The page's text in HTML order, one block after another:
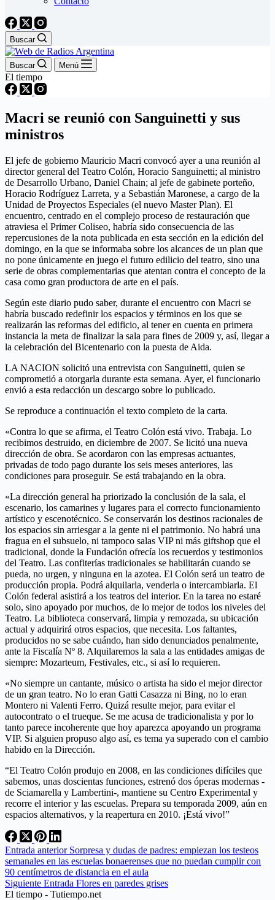
Buscar
Buscar Menú
El tiempo
Macri se reunió con Sanguinetti y sus
ministros
El jefe de gobierno Mauricio Macri convocó ayer a una reunión al
director general del Teatro Colón, Horacio Sanguinetti; al ministro
de Desarrollo Urbano, Daniel Chain; al jefe de gabinete porteño,
Horacio Rodríguez Larreta, y a Sebastián Maronese, a cargo de la
Unidad de Proyectos Especiales (el nuevo Master Plan). El
encuentro, centrado en el complejo proceso de restauración que
atraviesa el Primer Coliseo, habría sido consecuencia de las
repercusiones de la nota publicada en esta sección en la edición del
domingo, en la que se informaba sobre los alcances de un plan que
no pone únicamente en juego el futuro edilicio del teatro, sino una
serie de obras complementarias que atentan contra el concepto de la
casa como gran productora de arte en el país.
Según este diario pudo saber, durante el encuentro con Macri se
habría buscado redefinir los espacios y términos en los que se
realizarán las reformas del edificio, al tener en cuenta en primera
instancia la meta de finalizar la sala para fines de 2009 y, así, llegar a
la celebración del Bicentenario con la puesta de Aida.
LA NACION solicitó una entrevista con Sanguinetti, quien se
comprometió a otorgarla durante esta semana. Ayer, el funcionario
envió a esta redacción un descargo sobre lo publicado.
Se reproduce a continuación el texto completo de la carta.
«Contra lo que se afirma, el Teatro Colón está vivo. Trabaja. Lo
recibimos destruido, en diciembre de 2007. Se licitó una nueva
dirección de obra. Se acordaron con las empresas actuantes,
privadas de todo pago durante los seis meses anteriores, las
condiciones para proseguir. Se está trabajando en la obra.
«La dirección general ha priorizado la conclusión de la sala, el
escenario, los camarines y lugares para el correcto funcionamiento
artístico y escenotécnico. Se conservarán los destinos racionales de
los espacios sin arriesgar a la gente ni el patrimonio. No habrá una
fragua en el subsuelo, ni tampoco salas VIP ni más giftshop que el
tradicional, donde la Fundación ofrecía los recuerdos y testimonios
del Teatro. Las confiterías tradicionales se habilitarán cuando se
pueda, no urgen, y ninguna en la azotea. El Colón será un teatro de
producción propia. Podrá alquilarla, venderla o intercambiarla. El
Colón federal asistirá a los teatros del interior. En la tarea no estaré
solo, sino apoyado por muchos, de lo mejor de todos los niveles del
Teatro. La biblioteca conservará, limpia y remozada, su ubicación
actual y adquirirá otros espacios, que necesita. Los faltantes,
producidos no se sabe cuándo, han sido denunciados penalmente,
ante la Fiscalía Nº 8. Alquilaremos la sala a las entidades amigas de
siempre: Mozarteum, Festivales, etc., si así lo requieren.
«No siempre un cantante, músico o artista ha sido el mejor director
de un gran teatro. No lo eran Gatti Casazza ni Bing, no lo eran
Montero ni Valenti Ferro. Quizá resulte mejor, para evitar el
autocontrato o el trueque. Se me acusa de tradicionalista y por lo
tanto parece incoherente que hoy aparezca apoyando un programa
VIP. Si alguien propuso algo así, es tema ya superado con el cambio
habido en la Dirección.
“El Teatro Colón produjo en 2008, en las condiciones difíciles que
sabemos, unas doscientas funciones, estrenó dos óperas modernas -
de Sciamarella y Lambertini-, mantiene su Centro Experimental y
recorre el interior y las escuelas. Prepara su temporada 2009, aún en
espacios alternativos, y la reapertura en 2010. ¡Está vivo!”
Entrada anterior Sorpresa y dudas de padres: empiezan los testeos
semanales en las escuelas bonaerenses que no puedan cumplir con
90 centímetros de distancia en el aula
Siguiente Entrada Flores en paredes grises
El tiempo - Tutiempo.net